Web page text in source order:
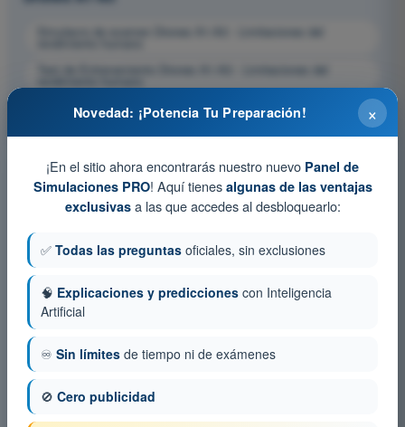
Simulacro de examen Drones A1-A3 - Limitaciones del
Test de Entrenamiento Drones A1-A3 - Limitaciones del
Examen en PDF Drones A1-A3 - Limitaciones del rendimiento
humano ×
Novedad: ¡Potencia Tu Preparación!
¡En el sitio ahora encontrarás nuestro nuevo Panel de
Simulaciones PRO! Aquí tienes algunas de las ventajas
exclusivasa las que accedes al desbloquearlo:
✅ Todas las preguntas oficiales, sin exclusiones
🧠 Explicaciones y predicciones con Inteligencia
Artificial
♾️ Sin límites de tiempo ni de exámenes
🚫 Cero publicidad